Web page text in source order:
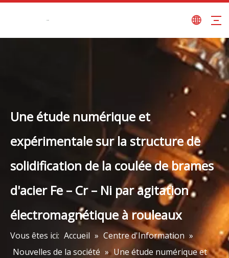
Une étude numérique et
expérimentale sur la structure de
solidification de la coulée de brames
d'acier Fe – Cr – Ni par agitation
électromagnétique à rouleaux
Vous êtes ici: Accueil » Centre d'Information »
Nouvelles de la société » Une étude numérique et